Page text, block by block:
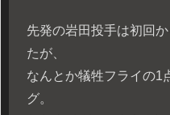
先発の岩田投手は初回
たが、
なんとか犠牲フライの1
グ。